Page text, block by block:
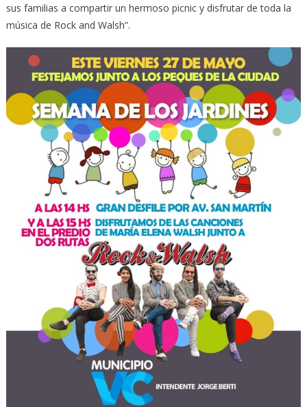
sus familias a compartir un hermoso picnic y disfrutar de toda la
música de Rock and Walsh”.